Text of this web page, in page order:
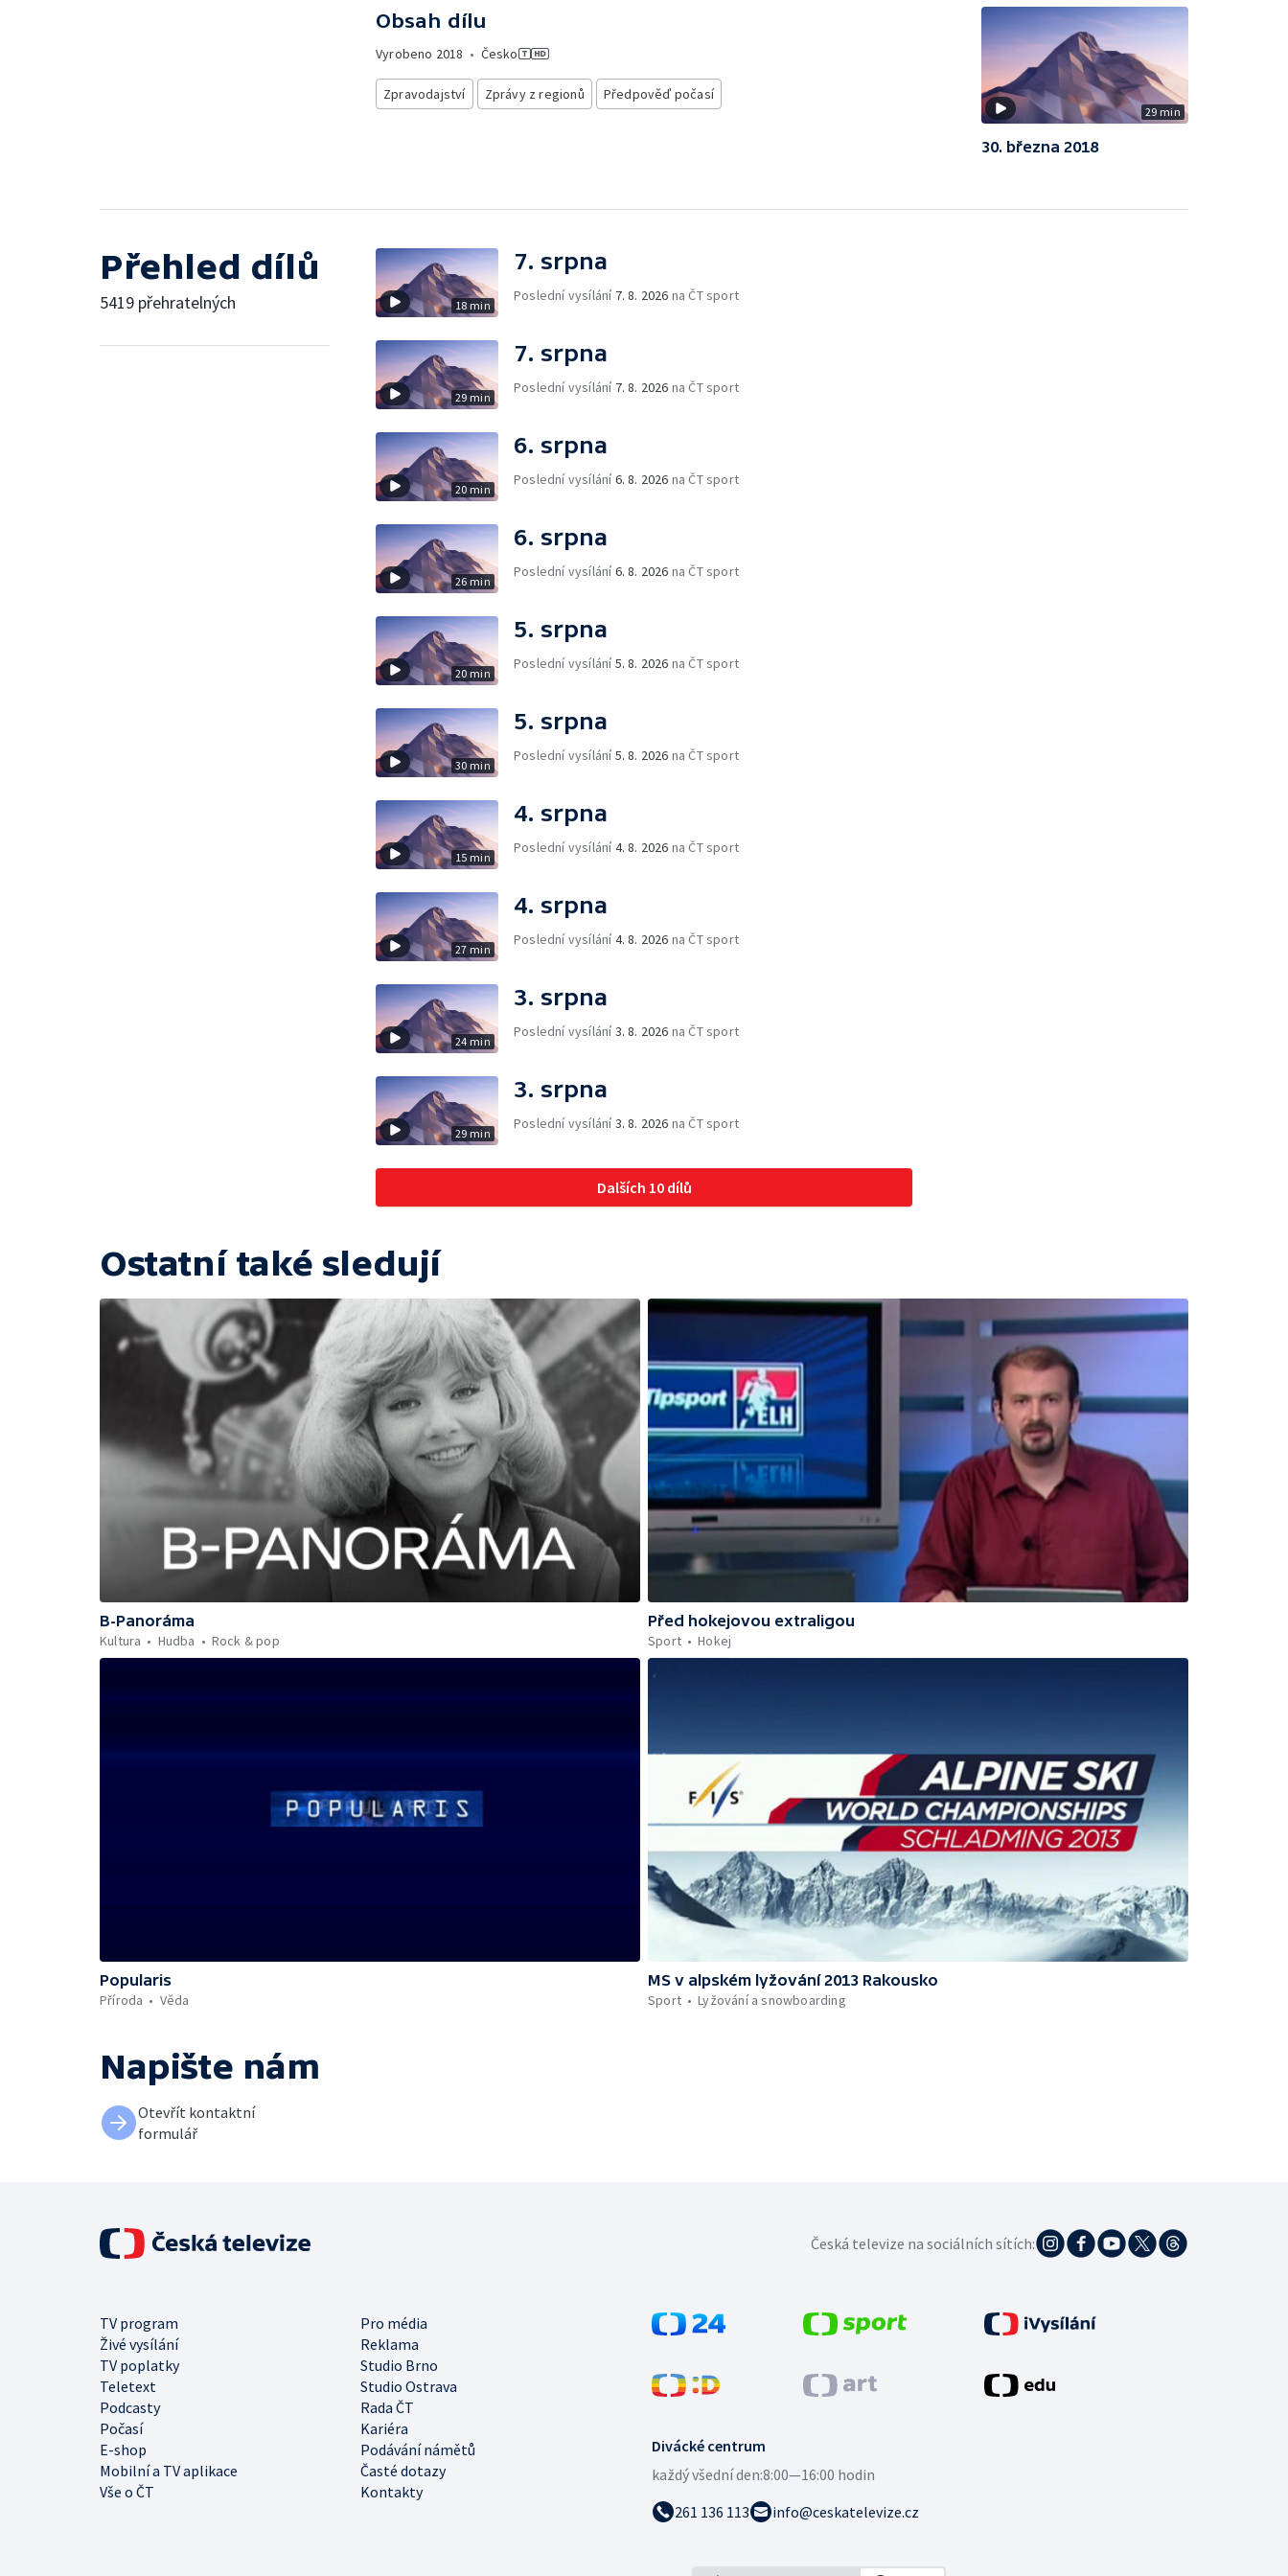
Obsah dílu
Vyrobeno 2018 • Česko
Zpravodajství Zprávy z regionů Předpověď počasí
29 min
30. března 2018
Přehled dílů
5419 přehratelných 18 min
7. srpna
Poslední vysílání 7. 8. 2026 na ČT sport
29 min
7. srpna
Poslední vysílání 7. 8. 2026 na ČT sport
20 min
6. srpna
Poslední vysílání6. 8. 2026 na ČT sport
26 min
6. srpna
Poslední vysílání6. 8. 2026 na ČT sport
20 min
5. srpna
Poslední vysílání5. 8. 2026 na ČT sport
30 min
5. srpna
Poslední vysílání5. 8. 2026 na ČT sport
15 min
4. srpna
Poslední vysílání4. 8. 2026 na ČT sport
27 min
4. srpna
Poslední vysílání4. 8. 2026 na ČT sport
24 min
3. srpna
Poslední vysílání3. 8. 2026 na ČT sport
29 min
3. srpna
Poslední vysílání3. 8. 2026 na ČT sport
Dalších 10 dílů
Ostatní také sledují
B-Panoráma
Kultura
Hudba Rock & pop
Před hokejovou extraligou
Sport
Hokej
Popularis
Příroda
Věda
MS v alpském lyžování 2013 Rakousko
Sport
Lyžování a snowboarding
Napište nám
Otevřít kontaktní
formulář
Divácké centrum
každý všední den:8:00—16:00 hodin
261 136 113
info@ceskatelevize.cz
TV program
Pro média
Živé vysílání
Reklama
TV poplatky
Studio Brno
Teletext
Studio Ostrava
Podcasty
Rada ČT
Počasí
Kariéra
E-shop
Podávání námětů
Mobilní a TV aplikace
Časté dotazy
Vše o ČT
Kontakty
Česká televize na sociálních sítích: